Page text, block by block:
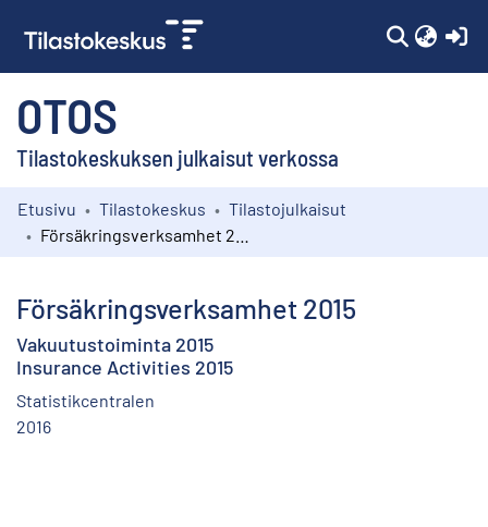
OTOS
Tilastokeskuksen julkaisut verkossa
Kokoelmat
Etusivu Tilastokeskus
Tilastojulkaisut
Försäkringsverksamhet 2015
Vakuutustoiminta 2015
Insurance Activities 2015
Statistikcentralen
2016